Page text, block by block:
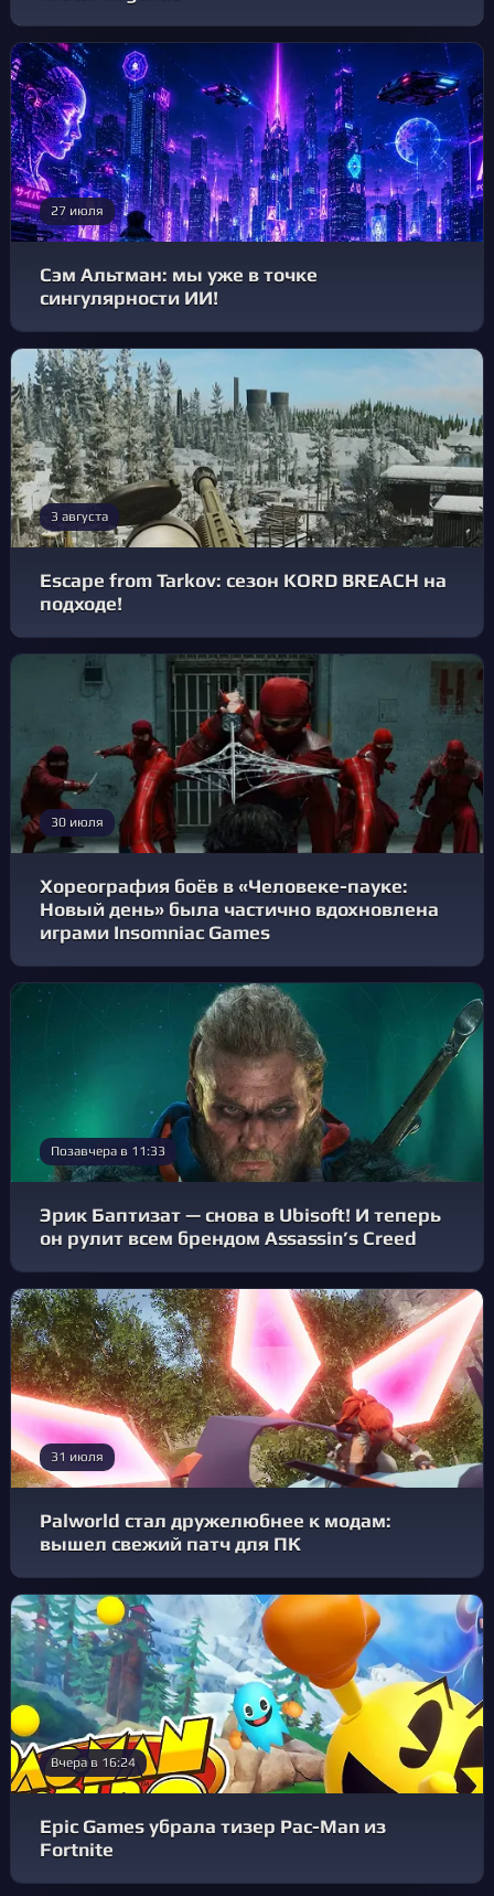
27 июля
Сэм Альтман: мы уже в точке
сингулярности ИИ!
3 августа
Escape from Tarkov: сезон KORD BREACH на
подходе!
30 июля
Хореография боёв в «Человеке-пауке:
Новый день» была частично вдохновлена
играми Insomniac Games
Позавчера в 11:33
Эрик Баптизат — снова в Ubisoft! И теперь
он рулит всем брендом Assassin’s Creed
31 июля
Palworld стал дружелюбнее к модам:
вышел свежий патч для ПК
Вчера в 16:24
Epic Games убрала тизер Pac-Man из
Fortnite